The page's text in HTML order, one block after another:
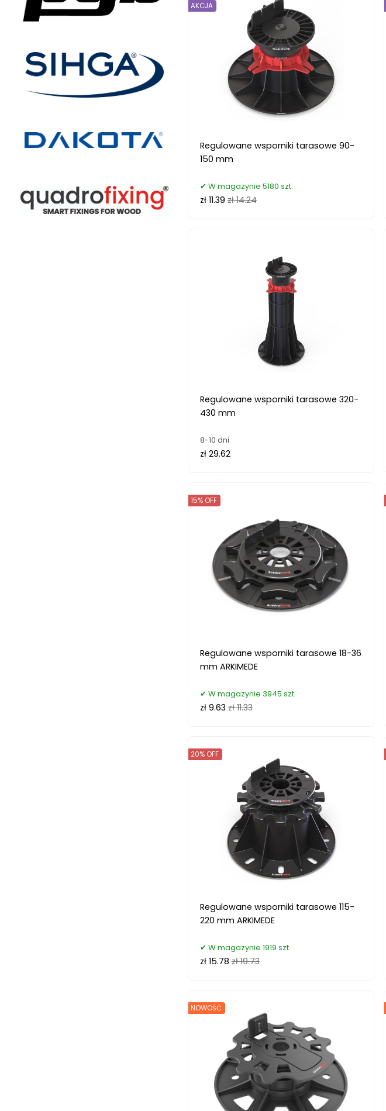
Regulowane wsporniki tarasowe 90-
150 mm
AKCJA
W magazynie 5180 szt.
zł 11.39 zł 14.24
Regulowane wsporniki tarasowe 320-
430 mm
8-10 dni
zł 29.62
Regulowane wsporniki tarasowe 18-36
mm ARKIMEDE
15% OFF
W magazynie 3945 szt.
zł 9.63 zł 11.33
Regulowane wsporniki tarasowe 115-
220 mm ARKIMEDE
20% OFF
W magazynie 1919 szt.
zł 15.78 zł 19.73
NOWOŚĆ